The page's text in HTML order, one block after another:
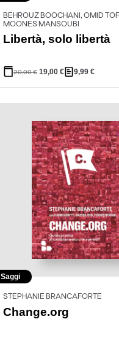
BEHROUZ BOOCHANI, OMID
MOONES MANSOUBI
Libertà, solo libertà
20,00€ 19,00 € 9,99€
Saggi
STEPHANIE BRANCAFORTE
Change.org